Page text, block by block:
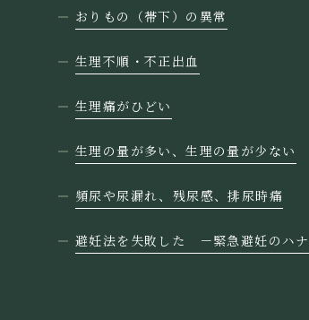
おりもの（帯下）の異常
生理不順・不正出血
生理痛がひどい
生理の量が多い、生理の量が少ない
頻尿や尿漏れ、残尿感、排尿時痛
避妊法を失敗した －緊急避妊のハ